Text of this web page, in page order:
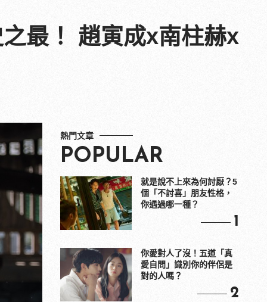
最！ 趙寅成x南柱赫x
熱門文章
POPULAR
就是說不上來為何討厭？5
個「不討喜」朋友性格，
你遇過哪一種？
1
你愛對人了沒！五道「真
愛自問」識別你的伴侶是
對的人嗎？
2